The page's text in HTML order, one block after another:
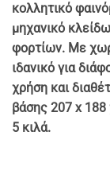
κολλητικό
μηχανικό
φορτίων. Με
ιδανικό για
χρήση και
βάσης 207 x 188
5 κιλά.